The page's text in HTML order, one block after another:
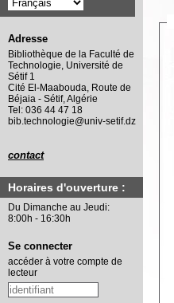
Adresse
Bibliothèque de la Faculté de
Technologie, Université de
Sétif 1
Cité El-Maabouda, Route de
Béjaia - Sétif, Algérie
Tel: 036 44 47 18
bib.technologie@univ-setif.dz
contact
Horaires d'ouverture :
Du Dimanche au Jeudi:
8:00h - 16:30h
Se connecter
accéder à votre compte de
lecteur